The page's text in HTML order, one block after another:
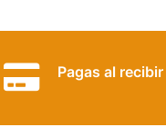
Pagas al recibir